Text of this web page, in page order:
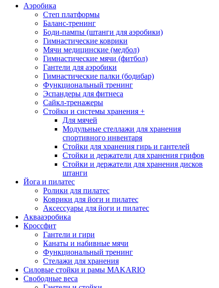
Аэробика
Степ платформы
Баланс-тренинг
Боди-пампы (штанги для аэробики)
Гимнастические коврики
Мячи медицинские (медбол)
Гимнастические мячи (фитбол)
Гантели для аэробики
Гимнастические палки (бодибар)
Функциональный тренинг
Эспандеры для фитнеса
Сайкл-тренажеры
Стойки и системы хранения +
Для мячей
Модульные стеллажи для хранения
спортивного инвентаря
Стойки для хранения гирь и гантелей
Стойки и держатели для хранения грифов
Стойки и держатели для хранения дисков
штанги
Йога и пилатес
Ролики для пилатес
Коврики для йоги и пилатес
Аксессуары для йоги и пилатес
Аквааэробика
Кроссфит
Гантели и гири
Канаты и набивные мячи
Функциональный тренинг
Стелажи для хранения
Силовые стойки и рамы MAKARIO
Свободные веса